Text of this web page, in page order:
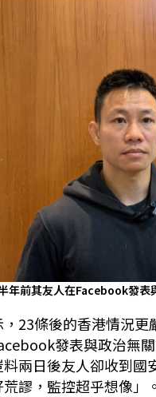
年前其友人在Facebook發表
，23條後的香港情況
發表與政治無
料兩日後友人卻收到
謬，監控超乎想像」。